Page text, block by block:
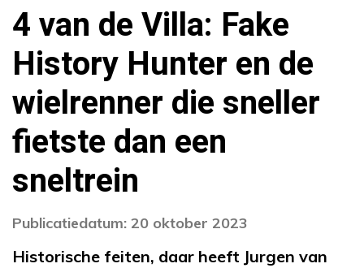
4 van de Villa: Fake
History Hunter en de
wielrenner die sneller
fietste dan een
sneltrein
Publicatiedatum: 20 oktober 2023
Historische feiten, daar heeft Jurgen van